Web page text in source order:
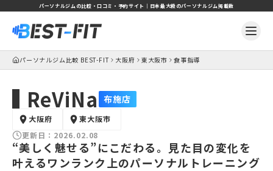
パーソナルジムの比較・口コミ・予約サイト｜日本最大級のパーソナルジム掲載数
パーソナルジム比較 BEST-FIT 大阪府 東大阪市 食事指導
ReViNa 布施店
大阪府
東大阪市
更新日： 2026.02.08
“美しく魅せる”にこだわる。見た目の変化を
叶えるワンランク上のパーソナルトレーニング